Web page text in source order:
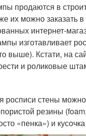
продаются в
их можно заказать в
интернет-
изготавливает
выше). Кстати, на
и роликовые
росписи стены
резины
«пенка») и